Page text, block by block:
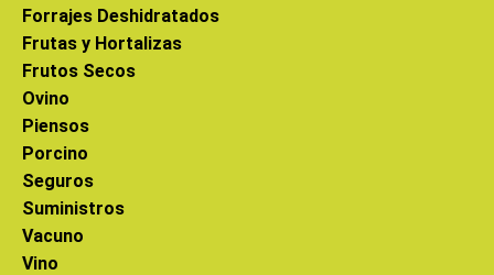
Forrajes Deshidratados
Frutas y Hortalizas
Frutos Secos
Ovino
Piensos
Porcino
Seguros
Suministros
Vacuno
Vino